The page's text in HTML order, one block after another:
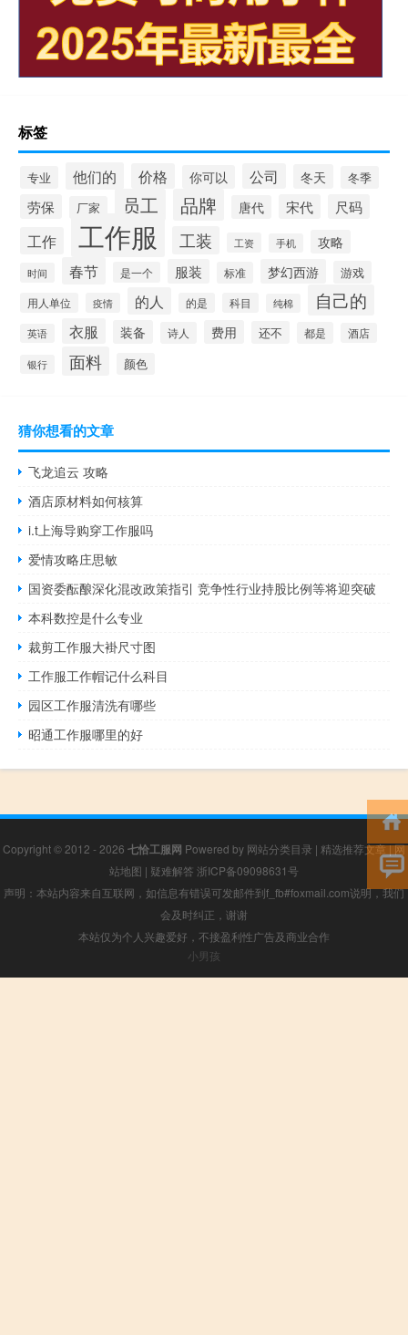
标签
专业 他们的 价格 你可以 公司 冬天 冬季
劳保 厂家 员工 品牌 唐代 宋代 尺码
工作 工作服 工装 工资 手机 攻略
时间 春节 是一个 服装 标准 梦幻西游 游戏
用人单位 疫情 的人 的是 科目 纯棉 自己的
英语 衣服 装备 诗人 费用 还不 都是 酒店
银行 面料 颜色
猜你想看的文章
飞龙追云 攻略
酒店原材料如何核算
i.t上海导购穿工作服吗
爱情攻略庄思敏
国资委酝酿深化混改政策指引 竞争性行业持股比例等将迎突破
本科数控是什么专业
裁剪工作服大褂尺寸图
工作服工作帽记什么科目
园区工作服清洗有哪些
昭通工作服哪里的好
Copyright © 2012 - 2026 七恰工服网 Powered by 网站分类目录 | 精选推荐文章|网
站地图 | 疑难解答 浙ICP备09098631号
声明：本站内容来自互联网，如信息有错误可发邮件到f_fb#foxmail.com说明，我们
会及时纠正，谢谢
本站仅为个人兴趣爱好，不接盈利性广告及商业合作
小男孩